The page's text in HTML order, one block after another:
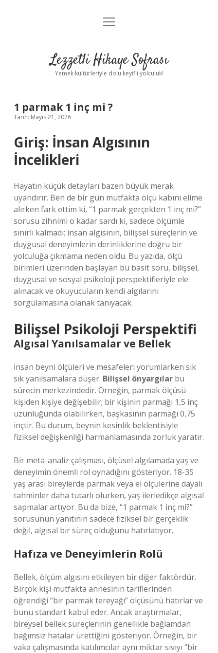
Anasayfa
Yasal Uyarı
menüyü
Lezzetli Hikaye Sofrası
Yemek kültürleriyle dolu keyifli yolculuk!
1 parmak 1 inç mi ?
Tarih: Mayıs 21, 2026
Giriş: İnsan Algısının
İncelikleri
Hayatın küçük detayları bazen büyük merak
uyandırır. Ben de bir gün mutfakta ölçü kabını elime
alırken fark ettim ki, “1 parmak gerçekten 1 inç mi?”
sorusu zihnimi o kadar sardı ki, sadece ölçümle
sınırlı kalmadı; insan algısının, bilişsel süreçlerin ve
duygusal deneyimlerin derinliklerine doğru bir
yolculuğa çıkmama neden oldu. Bu yazıda, ölçü
birimleri üzerinden başlayan bu basit soru, bilişsel,
duygusal ve sosyal psikoloji perspektifleriyle ele
alınacak ve okuyucuların kendi algılarını
sorgulamasına olanak tanıyacak.
Bilişsel Psikoloji Perspektifi
Algısal Yanılsamalar ve Bellek
İnsan beyni ölçüleri ve mesafeleri yorumlarken sık
sık yanılsamalara düşer. Bilişsel önyargılar bu
sürecin merkezindedir. Örneğin, parmak ölçüsü
kişiden kişiye değişebilir; bir kişinin parmağı 1,5 inç
uzunluğunda olabilirken, başkasının parmağı 0,75
inçtir. Bu durum, beynin kesinlik beklentisiyle
fiziksel değişkenliği harmanlamasında zorluk yaratır.
Bir meta-analiz çalışması, ölçüsel algılamada yaş ve
deneyimin önemli rol oynadığını gösteriyor. 18-35
yaş arası bireylerde parmak veya el ölçülerine dayalı
tahminler daha tutarlı olurken, yaş ilerledikçe algısal
sapmalar artıyor. Bu da bize, “1 parmak 1 inç mi?”
sorusunun yanıtının sadece fiziksel bir gerçeklik
değil, algısal bir süreç olduğunu hatırlatıyor.
Hafıza ve Deneyimlerin Rolü
Bellek, ölçüm algısını etkileyen bir diğer faktördür.
Birçok kişi mutfakta annesinin tariflerinden
öğrendiği “bir parmak tereyağı” ölçüsünü hatırlar ve
bunu standart kabul eder. Ancak araştırmalar,
bireysel bellek süreçlerinin genellikle bağlamdan
bağımsız hatalar ürettiğini gösteriyor. Örneğin, bir
vaka çalışmasında katılımcılar aynı miktar sıvıyı “bir